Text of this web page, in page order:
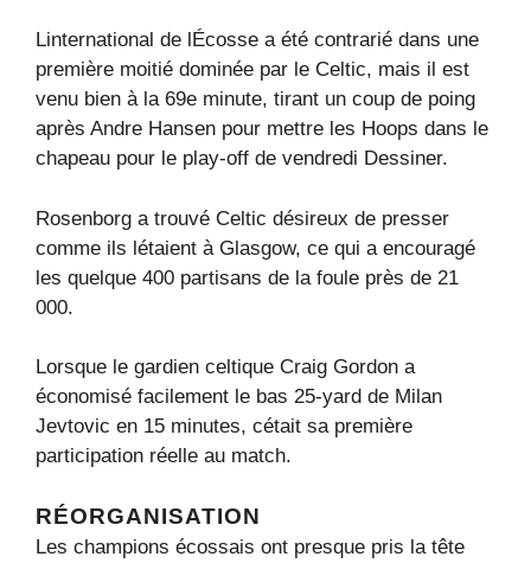
Linternational de lÉcosse a été contrarié dans une
première moitié dominée par le Celtic, mais il est
venu bien à la 69e minute, tirant un coup de poing
après Andre Hansen pour mettre les Hoops dans le
chapeau pour le play-off de vendredi Dessiner.
Rosenborg a trouvé Celtic désireux de presser
comme ils létaient à Glasgow, ce qui a encouragé
les quelque 400 partisans de la foule près de 21
000.
Lorsque le gardien celtique Craig Gordon a
économisé facilement le bas 25-yard de Milan
Jevtovic en 15 minutes, cétait sa première
participation réelle au match.
RÉORGANISATION
Les champions écossais ont presque pris la tête